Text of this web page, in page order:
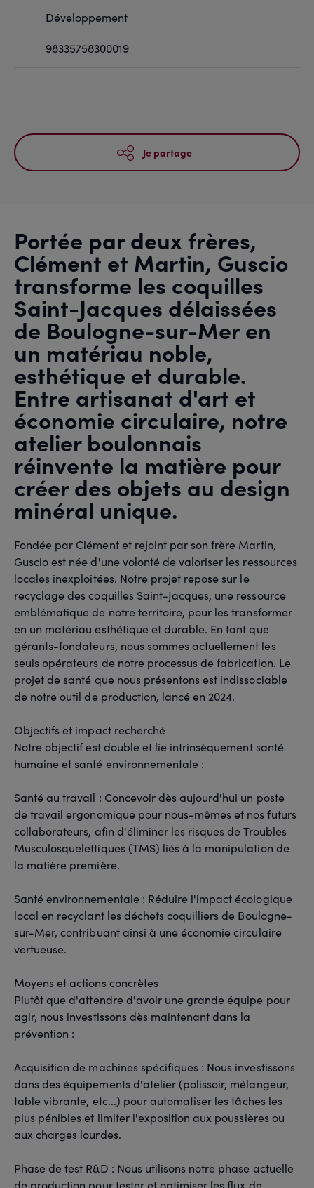
Développement
98335758300019
Je partage
Portée par deux frères,
Clément et Martin, Guscio
transforme les coquilles
Saint-Jacques délaissées
de Boulogne-sur-Mer en
un matériau noble,
esthétique et durable.
Entre artisanat d'art et
économie circulaire, notre
atelier boulonnais
réinvente la matière pour
créer des objets au design
minéral unique.
Fondée par Clément et rejoint par son frère Martin,
Guscio est née d'une volonté de valoriser les ressources
locales inexploitées. Notre projet repose sur le
recyclage des coquilles Saint-Jacques, une ressource
emblématique de notre territoire, pour les transformer
en un matériau esthétique et durable. En tant que
gérants-fondateurs, nous sommes actuellement les
seuls opérateurs de notre processus de fabrication. Le
projet de santé que nous présentons est indissociable
de notre outil de production, lancé en 2024.
Objectifs et impact recherché
Notre objectif est double et lie intrinsèquement santé
humaine et santé environnementale :
Santé au travail : Concevoir dès aujourd'hui un poste
de travail ergonomique pour nous-mêmes et nos futurs
collaborateurs, afin d'éliminer les risques de Troubles
Musculosquelettiques (TMS) liés à la manipulation de
la matière première.
Santé environnementale : Réduire l'impact écologique
local en recyclant les déchets coquilliers de Boulogne-
sur-Mer, contribuant ainsi à une économie circulaire
vertueuse.
Moyens et actions concrètes
Plutôt que d'attendre d'avoir une grande équipe pour
agir, nous investissons dès maintenant dans la
prévention :
Acquisition de machines spécifiques : Nous investissons
dans des équipements d'atelier (polissoir, mélangeur,
table vibrante, etc...) pour automatiser les tâches les
plus pénibles et limiter l'exposition aux poussières ou
aux charges lourdes.
Phase de test R&D : Nous utilisons notre phase actuelle
de production pour tester et optimiser les flux de